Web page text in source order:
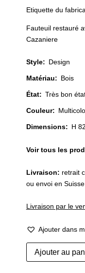
Etiquette du
Fauteuil restauré
Cazaniere
Style: Design
Matériau: Bois
État: Très bon
Couleur:
Dimensions: H
Voir tous les
Livraison: retrait
ou envoi en
Livraison par le
Ajouter dans
quantité
de
Ajouter au